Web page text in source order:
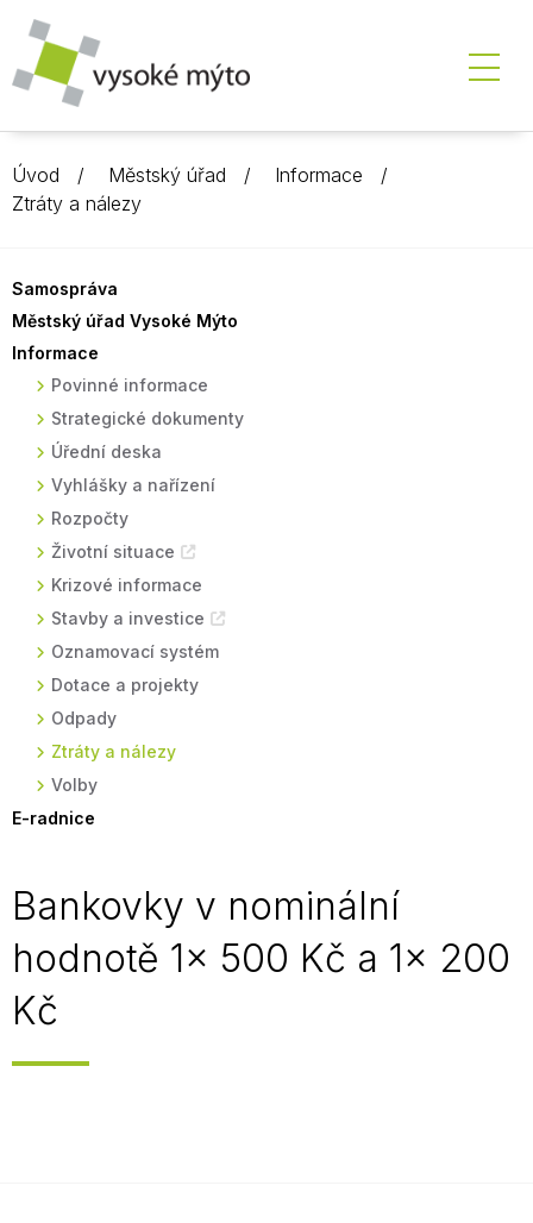
Úvod Městský úřad
Informace
Ztráty a nálezy
Samospráva
Městský úřad Vysoké Mýto
Informace
Povinné informace
Strategické dokumenty
Úřední deska
Vyhlášky a nařízení
Rozpočty
Životní situace
Krizové informace
Stavby a investice
Oznamovací systém
Dotace a projekty
Odpady
Ztráty a nálezy
Volby
E-radnice
Bankovky v nominální
hodnotě 1x 500 Kč a 1x 200
Kč